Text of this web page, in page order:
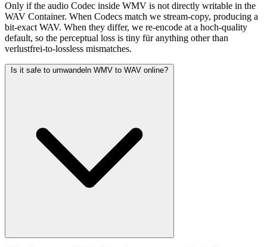
Only if the audio Codec inside WMV is not directly writable in the
WAV Container. When Codecs match we stream-copy, producing a
bit-exact WAV. When they differ, we re-encode at a hoch-quality
default, so the perceptual loss is tiny für anything other than
verlustfrei-to-lossless mismatches.
Is it safe to umwandeln WMV to WAV online?